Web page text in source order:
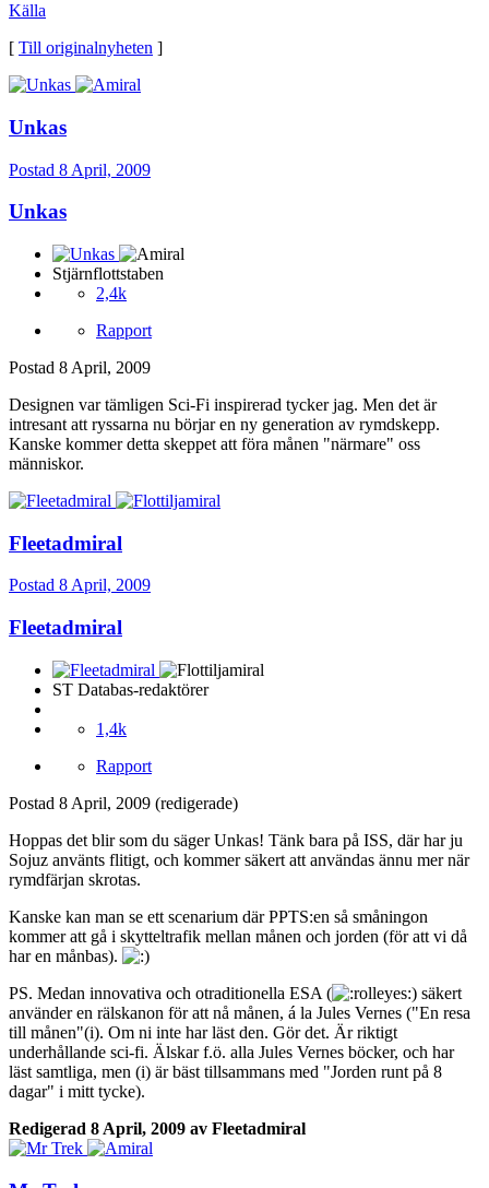
Källa
[ Till originalnyheten ]
Unkas
Postad 8 April, 2009
Unkas
Stjärnflottstaben
2,4k
Rapport
Postad 8 April, 2009
Designen var tämligen Sci-Fi inspirerad tycker jag. Men det är
intresant att ryssarna nu börjar en ny generation av rymdskepp.
Kanske kommer detta skeppet att föra månen "närmare" oss
människor.
Fleetadmiral
Postad 8 April, 2009
Fleetadmiral
ST Databas-redaktörer
1,4k
Rapport
Postad 8 April, 2009 (redigerade)
Hoppas det blir som du säger Unkas! Tänk bara på ISS, där har ju
Sojuz använts flitigt, och kommer säkert att användas ännu mer när
rymdfärjan skrotas.
Kanske kan man se ett scenarium där PPTS:en så småningon
kommer att gå i skytteltrafik mellan månen och jorden (för att vi då
har en månbas).
PS. Medan innovativa och otraditionella ESA (
) säkert
använder en rälskanon för att nå månen, á la Jules Vernes ("En resa
till månen"(i). Om ni inte har läst den. Gör det. Är riktigt
underhållande sci-fi. Älskar f.ö. alla Jules Vernes böcker, och har
läst samtliga, men (i) är bäst tillsammans med "Jorden runt på 8
dagar" i mitt tycke).
Redigerad 8 April, 2009 av Fleetadmiral